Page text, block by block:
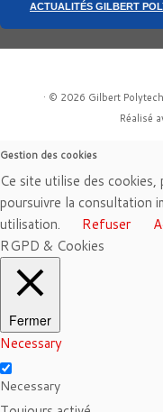
ACTUALITÉS GILBERT
· © 2026 Gilbert
Réalisé
Gestion des cookies
Ce site utilise des
poursuivre la consultation
utilisation.
Refuser
RGPD & Cookies
Fermer
Necessary
Necessary